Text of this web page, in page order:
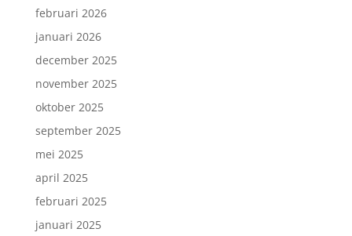
februari 2026
januari 2026
december 2025
november 2025
oktober 2025
september 2025
mei 2025
april 2025
februari 2025
januari 2025